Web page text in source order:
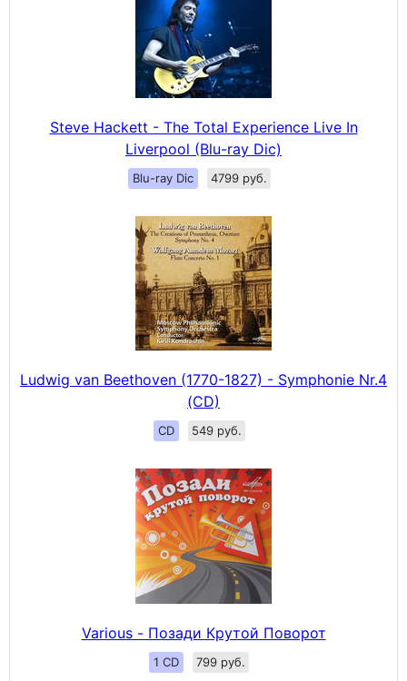
Steve Hackett - The Total Experience Live In
Liverpool (Blu-ray Dic)
Blu-ray Dic 4799 руб.
Ludwig van Beethoven (1770-1827) - Symphonie Nr.4
(CD)
CD 549 руб.
Various - Позади Крутой Поворот
1 CD 799 руб.